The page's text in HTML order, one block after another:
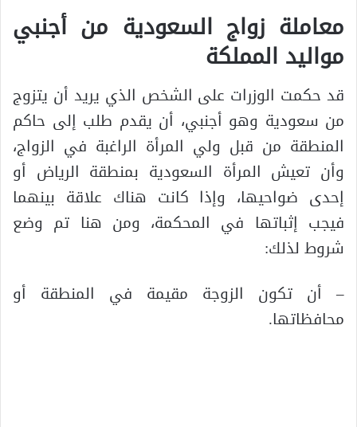
معاملة زواج السعودية من أجنبي
مواليد المملكة
قد حكمت الوزرات على الشخص الذي يريد أن يتزوج
من سعودية وهو أجنبي، أن يقدم طلب إلى حاكم
المنطقة من قبل ولي المرأة الراغبة في الزواج،
وأن تعيش المرأة السعودية بمنطقة الرياض أو
إحدى ضواحيها، وإذا كانت هناك علاقة بينهما
فيجب إثباتها في المحكمة، ومن هنا تم وضع
شروط لذلك:
– أن تكون الزوجة مقيمة في المنطقة أو
محافظاتها.